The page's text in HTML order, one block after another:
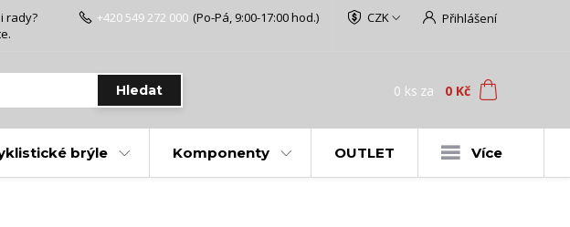
CZK Přihlášení
Hledat
rady?
+420 549 272 000 (Po-Pá, 9:00-17:00 hod.)
0 ks za 0 Kč
brýle Komponenty OUTLET Více